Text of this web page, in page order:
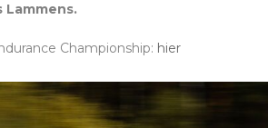
Lammens.
Championship: hier